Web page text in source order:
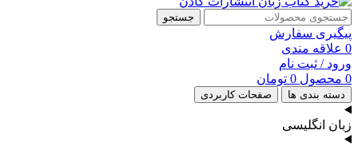
جستجو
پیگیری سفارش
0 علاقه مندی
ورود / ثبت نام
0 محصول 0 تومان
دسته بندی ها صفحات کاربردی
زبان انگلیسی